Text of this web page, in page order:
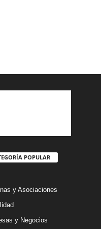
POPULAR
y Asociaciones
y Negocios